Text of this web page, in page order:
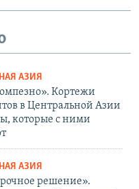
АЗИЯ
Кортежи
в Центральной Азии
которые с ними
АЗИЯ
решение».